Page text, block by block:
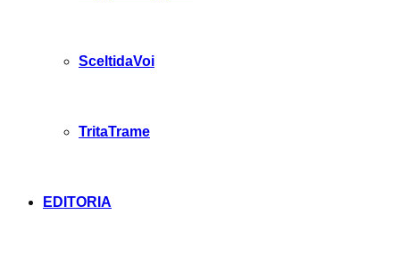
SceltidaVoi
TritaTrame
EDITORIA